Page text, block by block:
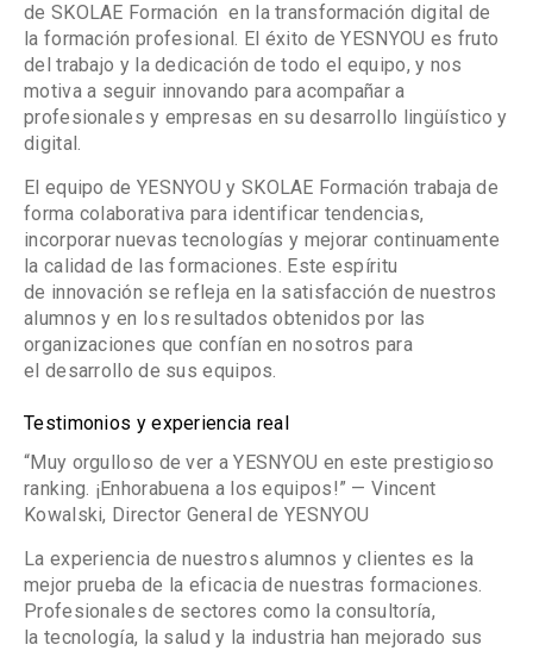
de SKOLAE Formación en latransformación digital de
la formación profesional. El éxito deYESNYOU es fruto
deltrabajo y la dedicación de todo el equipo, y nos
motiva a seguir innovando para acompañar a
profesionales y empresas en sudesarrollo lingüístico y
digital.
El equipo de YESNYOU y SKOLAE Formación trabaja de
forma colaborativa para identificar tendencias,
incorporarnuevas tecnologías y mejorar continuamente
la calidad de las formaciones. Este espíritu
de innovación se refleja en la satisfacción de nuestros
alumnos y en los resultados obtenidos por las
organizaciones que confían en nosotros para
el desarrollo de sus equipos.
Testimonios y experiencia real
“Muy orgulloso de ver a YESNYOU en este prestigioso
ranking. ¡Enhorabuena a los equipos!” —Vincent
Kowalski, Director General de YESNYOU
La experiencia de nuestrosalumnos y clientes es la
mejor prueba de la eficacia de nuestras formaciones.
Profesionales de sectores como laconsultoría,
la tecnología, la salud y la industria han mejorado sus